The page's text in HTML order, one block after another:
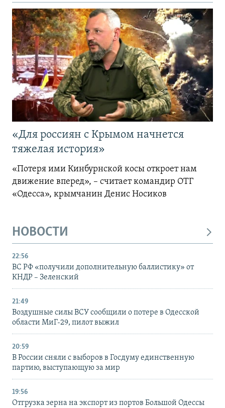
«Для россиян с Крымом начнется
тяжелая история»
«Потеря ими Кинбурнской косы откроет нам
движение вперед», – считает командир ОТГ
«Одесса», крымчанин Денис Носиков
НОВОСТИ
22:56
ВС РФ «получили дополнительную баллистику» от
КНДР – Зеленский
21:49
Воздушные силы ВСУ сообщили о потере в Одесской
области МиГ-29, пилот выжил
20:59
В России сняли с выборов в Госдуму единственную
партию, выступающую за мир
19:56
Отгрузка зерна на экспорт из портов Большой Одессы